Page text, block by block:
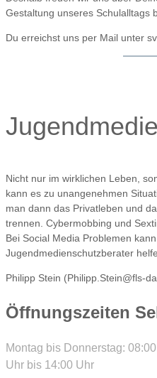
Gestaltung unseres Schulalltags
Du erreichst uns per Mail unter
Nicht nur im wirklichen Leben,
kann es zu unangenehmen
man dann das Privatleben und
trennen. Cybermobbing und
Bei Social Media Problemen
Jugendmedienschutzberater
Philipp Stein (Philipp.Stein@fls-
Öffnungszeiten
Montag bis Donnerstag:
Uhr bis 14:00 Uhr